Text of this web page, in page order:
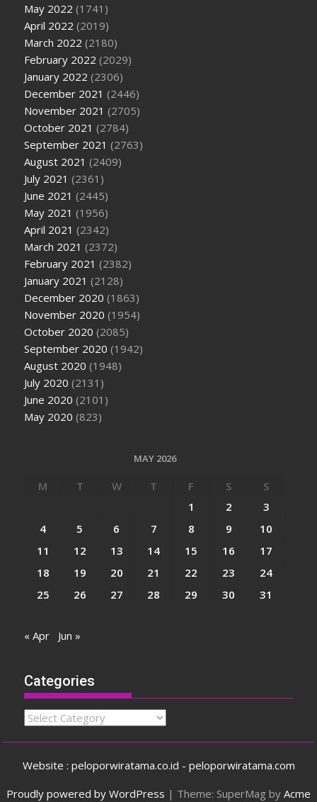
May 2022 (1741)
April 2022 (2019)
March 2022 (2180)
February 2022 (2029)
January 2022 (2306)
December 2021 (2446)
November 2021 (2705)
October 2021 (2784)
September 2021 (2763)
August 2021 (2409)
July 2021 (2361)
June 2021 (2445)
May 2021 (1956)
April 2021 (2342)
March 2021 (2372)
February 2021 (2382)
January 2021 (2128)
December 2020 (1863)
November 2020 (1954)
October 2020 (2085)
September 2020 (1942)
August 2020 (1948)
July 2020 (2131)
June 2020 (2101)
May 2020 (823)
MAY 2026
M T W T F S
S
1
2
3
4
5 6 7 8 9
10
11
12 13 14 15 16
17
18
19 20 21 22 23
24
25
26 27 28 29 30 31
« Apr Jun »
Categories
Categories
Website : peloporwiratama.co.id - peloporwiratama.com
Proudly powered by WordPress | Theme: SuperMag by Acme